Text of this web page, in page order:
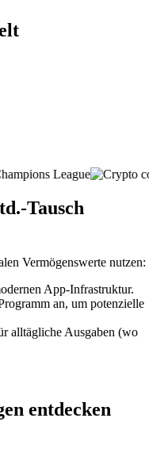
Tausch
Vermögenswerte nutzen:
App-Infrastruktur.
an, um potenzielle
alltägliche Ausgaben (wo
entdecken